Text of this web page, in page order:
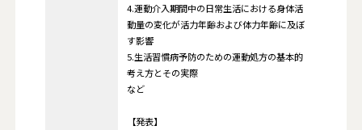
4.運動介入期間中の日常生活における身体活
動量の変化が活力年齢および体力年齢に及ぼ
す影響
5.生活習慣病予防のための運動処方の基本的
考え方とその実際
など
【発表】